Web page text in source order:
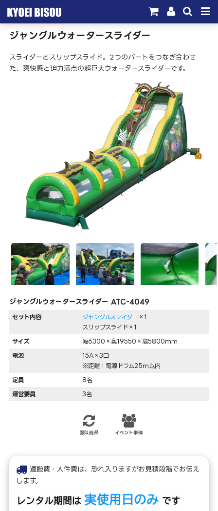
サービス
取引実績
ジャングルウォータースライダー
スライダーとスリップスライド。2つのパートをつなぎ合わせ
た、爽快感と迫力満点の超巨大ウォータースライダーです。
ジャングルウォータースライダー ATC-4049
セット内容 ジャングルスライダー ×1
スリップスライド×1
サイズ 幅6300×奥19550×高5800mm
電源
15A×3口
※距離：電源ドラム25m以内
定員 8名
運営要員 3名
類似商品 イベント事例
運搬費・人件費は、恐れ入りますがお見積段階でお伝え
します。